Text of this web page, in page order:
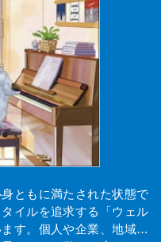
ともに満たされた状態で
イルを追求する「ウェル
す。個人や企業、地域…